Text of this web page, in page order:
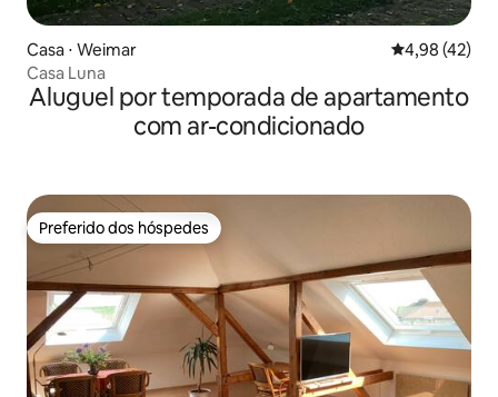
Casa ⋅ Weimar 4,98 de uma
4,98 (42)
Casa Luna
Aluguel por temporada de apartamento
com ar-condicionado
Preferido dos hóspedes
Preferido dos hóspedes